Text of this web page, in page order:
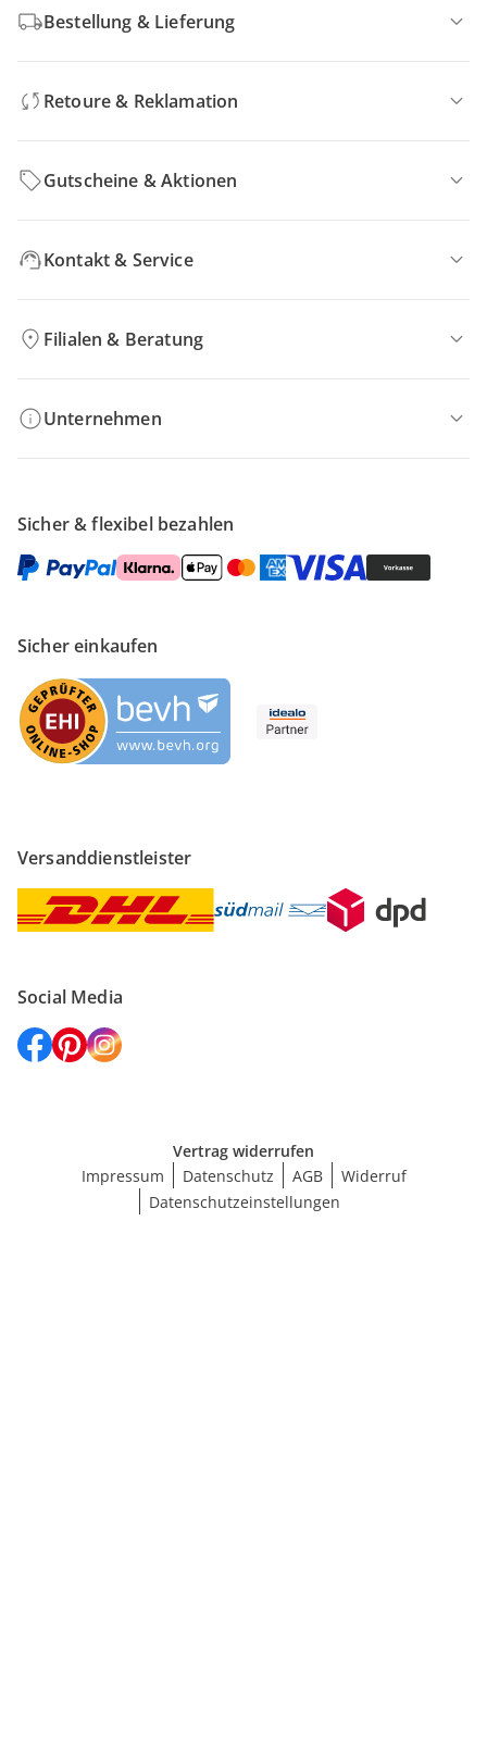
Bestellung & Lieferung
Retoure & Reklamation
Gutscheine & Aktionen
Kontakt & Service
Filialen & Beratung
Unternehmen
Sicher & flexibel bezahlen
Sicher einkaufen
Versanddienstleister
Social Media
Vertrag widerrufen
Impressum
Datenschutz AGB
Widerruf
Datenschutzeinstellungen